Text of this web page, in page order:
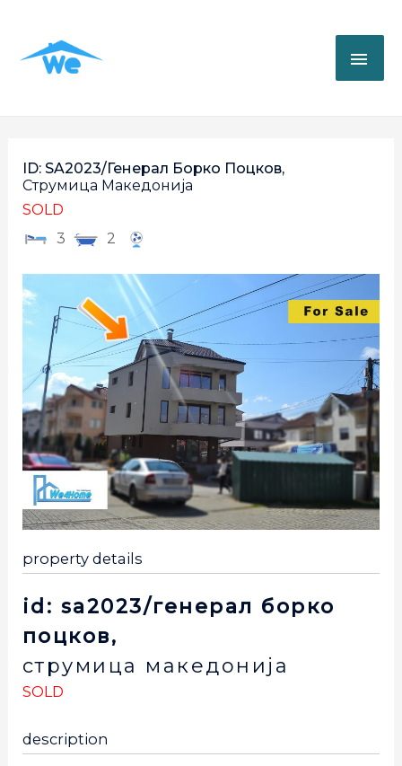
ID: SA2023/Генерал Борко Поцков,
Струмица Македонија
SOLD
3
2
property details
id: sa2023/генерал борко
поцков,
струмица македонија
SOLD
description